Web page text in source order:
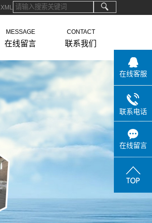
XML
MESSAGE
在线留言
CONTACT
联系我们
在线客服
联系电话
在线留言